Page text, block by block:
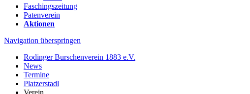
Faschingszeitung
Patenverein
Aktionen
Navigation überspringen
Rodinger Burschenverein 1883 e.V.
News
Termine
Platzerstadl
Verein